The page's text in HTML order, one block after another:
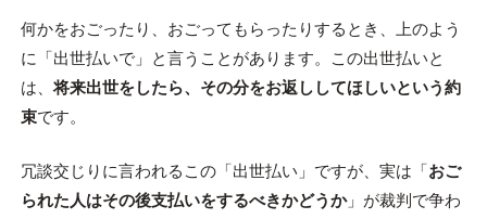
何かをおごったり、おごってもらったりするとき、上のよう
に「出世払いで」と言うことがあります。この出世払いと
は、将来出世をしたら、その分をお返ししてほしいという約
束です。
冗談交じりに言われるこの「出世払い」ですが、実は「おご
られた人はその後支払いをするべきかどうか」が裁判で争わ